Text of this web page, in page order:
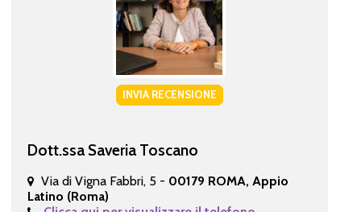
INVIA RECENSIONE
Dott.ssa Saveria Toscano
Via di Vigna Fabbri, 5 - 00179 ROMA, Appio
Latino (Roma)